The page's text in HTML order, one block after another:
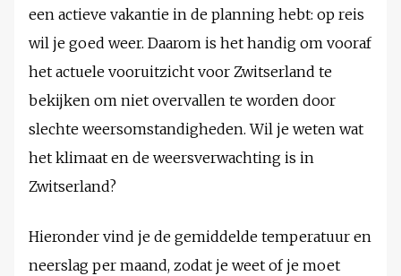
een actieve vakantie in de planning hebt: op reis
wil je goed weer. Daarom is het handig om vooraf
het actuele vooruitzicht voor Zwitserland te
bekijken om niet overvallen te worden door
slechte weersomstandigheden. Wil je weten wat
het klimaat en de weersverwachting is in
Zwitserland?
Hieronder vind je de gemiddelde temperatuur en
neerslag per maand, zodat je weet of je moet